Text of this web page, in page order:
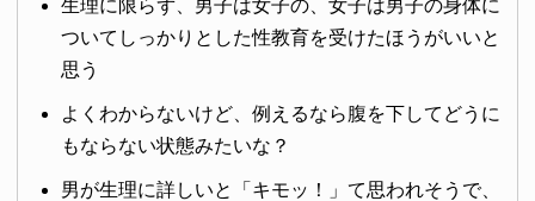
生理に限らず、男子は女子の、女子は男子の身体に
ついてしっかりとした性教育を受けたほうがいいと
思う
よくわからないけど、例えるなら腹を下してどうに
もならない状態みたいな？
男が生理に詳しいと「キモッ！」て思われそうで、